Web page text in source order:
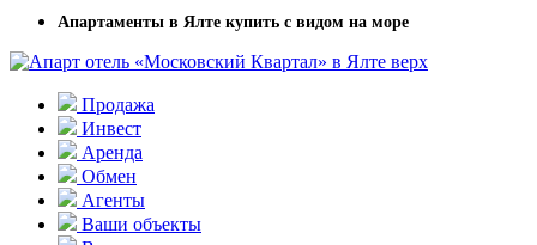
Апартаменты в Ялте купить с видом на море
Продажа
Инвест
Аренда
Обмен
Агенты
Ваши объекты